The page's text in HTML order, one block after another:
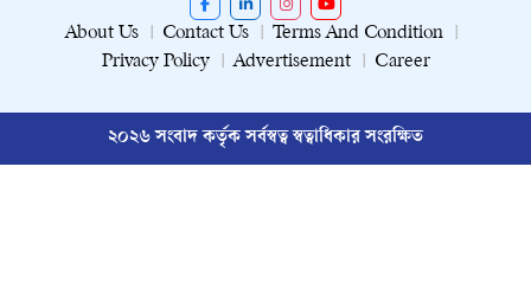
About Us Contact Us
Terms And Condition
Privacy Policy
Advertisement Career
২০২৬ সংবাদ কর্তৃক সর্বস্বত্ব স্বত্বাধিকার সংরক্ষিত